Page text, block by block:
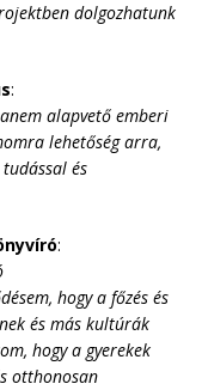
dolgozhatunk
:
alapvető emberi
lehetőség arra,
és
:
hogy a főzés és
és más kultúrák
hogy a gyerekek
otthonosan